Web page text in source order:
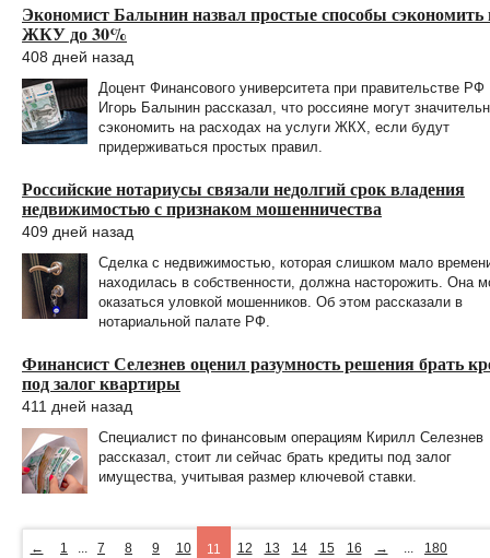
Экономист Балынин назвал простые способы сэкономить
ЖКУ до 30%
408 дней назад
Доцент Финансового университета при правительстве РФ
Игорь Балынин рассказал, что россияне могут
сэкономить на расходах на услуги ЖКХ, если будут
придерживаться простых правил.
Российские нотариусы связали недолгий срок владения
недвижимостью с признаком мошенничества
409 дней назад
Сделка с недвижимостью, которая слишком мало
находилась в собственности, должна насторожить. Она
оказаться уловкой мошенников. Об этом рассказали в
нотариальной палате РФ.
Финансист Селезнев оценил разумность решения брать
под залог квартиры
411 дней назад
Специалист по финансовым операциям Кирилл Селезнев
рассказал, стоит ли сейчас брать кредиты под залог
имущества, учитывая размер ключевой ставки.
← 1 ... 7 8 9 10 11 12 13 14 15 16 → ... 180